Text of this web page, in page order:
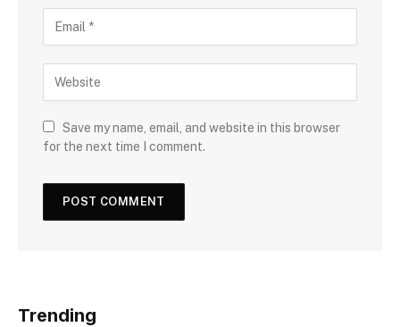
Save my name, email, and website in this browser
for the next time I comment.
Trending